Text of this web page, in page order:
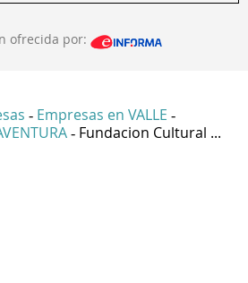
ofrecida por:
- Empresas en VALLE -
- Fundacion Cultural ...